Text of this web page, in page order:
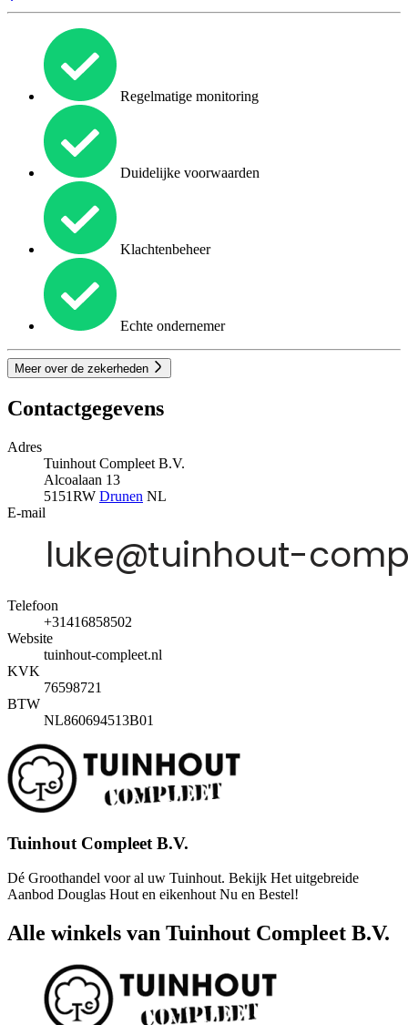
Regelmatige monitoring
Duidelijke voorwaarden
Klachtenbeheer
Echte ondernemer
Meer over de zekerheden
Contactgegevens
Adres
Tuinhout Compleet B.V.
Alcoalaan 13
5151RW Drunen NL
E-mail
Telefoon
+31416858502
Website
tuinhout-compleet.nl
KVK
76598721
BTW
NL860694513B01
Tuinhout Compleet B.V.
Dé Groothandel voor al uw Tuinhout. Bekijk Het uitgebreide
Aanbod Douglas Hout en eikenhout Nu en Bestel!
Alle winkels van Tuinhout Compleet B.V.